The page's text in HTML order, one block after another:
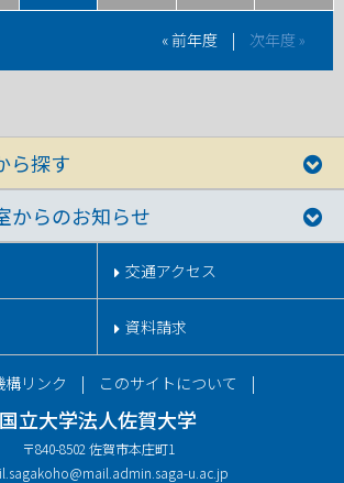
« 前年度 | 次年度 »
ら探す
からのお知らせ
交通アクセス
資料請求
国立大学法人佐賀大学
〒840-8502 佐賀市本庄町1
sagakoho@mail.admin.saga-u.ac.jp
構リンク このサイトについて